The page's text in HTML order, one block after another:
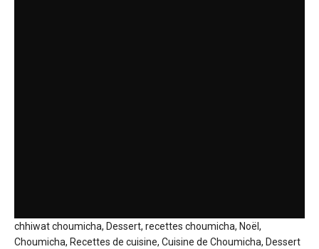
chhiwat choumicha, Dessert, recettes choumicha, Noël,
Choumicha, Recettes de cuisine, Cuisine de Choumicha, Dessert